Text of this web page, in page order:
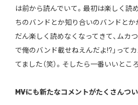
は前から読んでいて。最初は楽しく読
ちのバンドとか知り合いのバンドとか
だん楽しく読めなくなってきて、ムカつ
で俺のバンド載せねえんだよ!?」って
てました（笑）。そしたら一番いいとこ
――MVにも新たなコメントがたくさんつ